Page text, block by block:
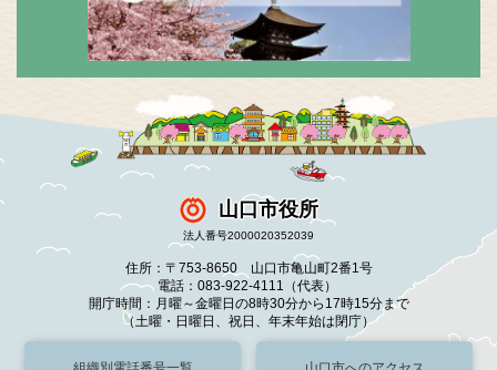
山口市役所
法人番号2000020352039
住所：〒753-8650 山口市亀山町2番1号
電話：083-922-4111（代表）
開庁時間：月曜～金曜日の8時30分から17時15分まで
（土曜・日曜日、祝日、年末年始は閉庁）